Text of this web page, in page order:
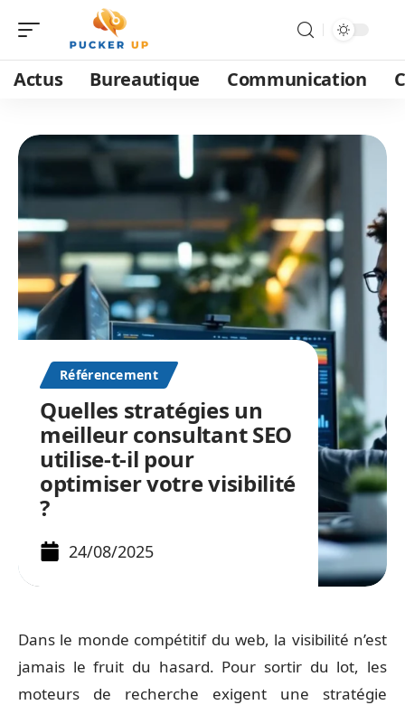
Actus Bureautique Communication
Référencement
Quelles stratégies un
meilleur consultant SEO
utilise-t-il pour
optimiser votre visibilité
?
24/08/2025
Dans le monde compétitif du web, la visibilité n’est
jamais le fruit du hasard. Pour sortir du lot, les
moteurs de recherche exigent une stratégie